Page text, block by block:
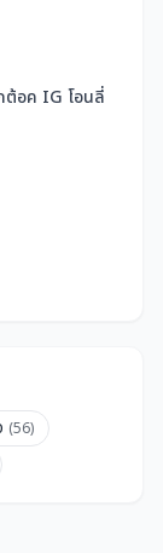
ต้อค IG โอนลี่
(56)